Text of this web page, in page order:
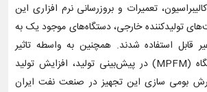
تعمیرات و بروزرسانی نرم افزاری این
تولیدکننده خارجی، دستگاه‌های موجود یک به
قابل استفاده شدند. همچنین به واسطه تاثیر
خروجی داده‌های دستگاه (MPFM) در پیش‌بینی تولید، افزایش تولید
بومی سازی این تجهیز در صنعت نفت ایران